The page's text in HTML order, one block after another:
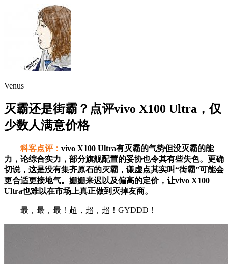
Venus
灭霸还是街霸？点评vivo X100 Ultra，仅
少数人满意价格
科客点评： vivo X100 Ultra有灭霸的气势但没灭霸的能
力，论综合实力，部分旗舰配置的妥协也令其有些失色。更确
切说，这是没有集齐原石的灭霸，谦虚点其实叫“街霸”可能会
更合适更接地气。姗姗来迟以及偏高的定价，让vivo X100
Ultra也难以在市场上真正做到灭掉友商。
最，最，最！超，超，超！GYDDD！